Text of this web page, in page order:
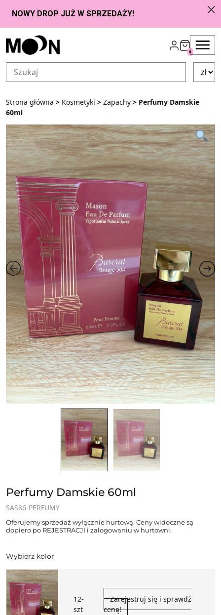
Przejdź do zawartości
0
Strona główna > Kosmetyki > Zapachy > Perfumy Damskie
60ml
Perfumy Damskie 60ml
SAS86-PERFUMY
Oferujemy sprzedaż wyłącznie hurtową. Ceny widoczne są
dopiero po REJESTRACJI i zalogowaniu w hurtowni.
Wybierz kolor
12-
szt
Zarejestruj się i sprawdź
cenę!